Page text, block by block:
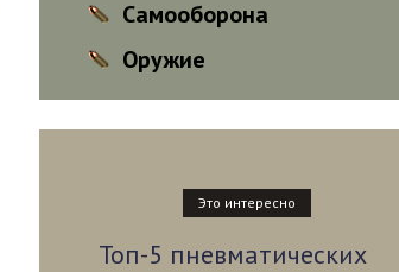
Самооборона
Оружие
Это интересно
Топ-5 пневматических